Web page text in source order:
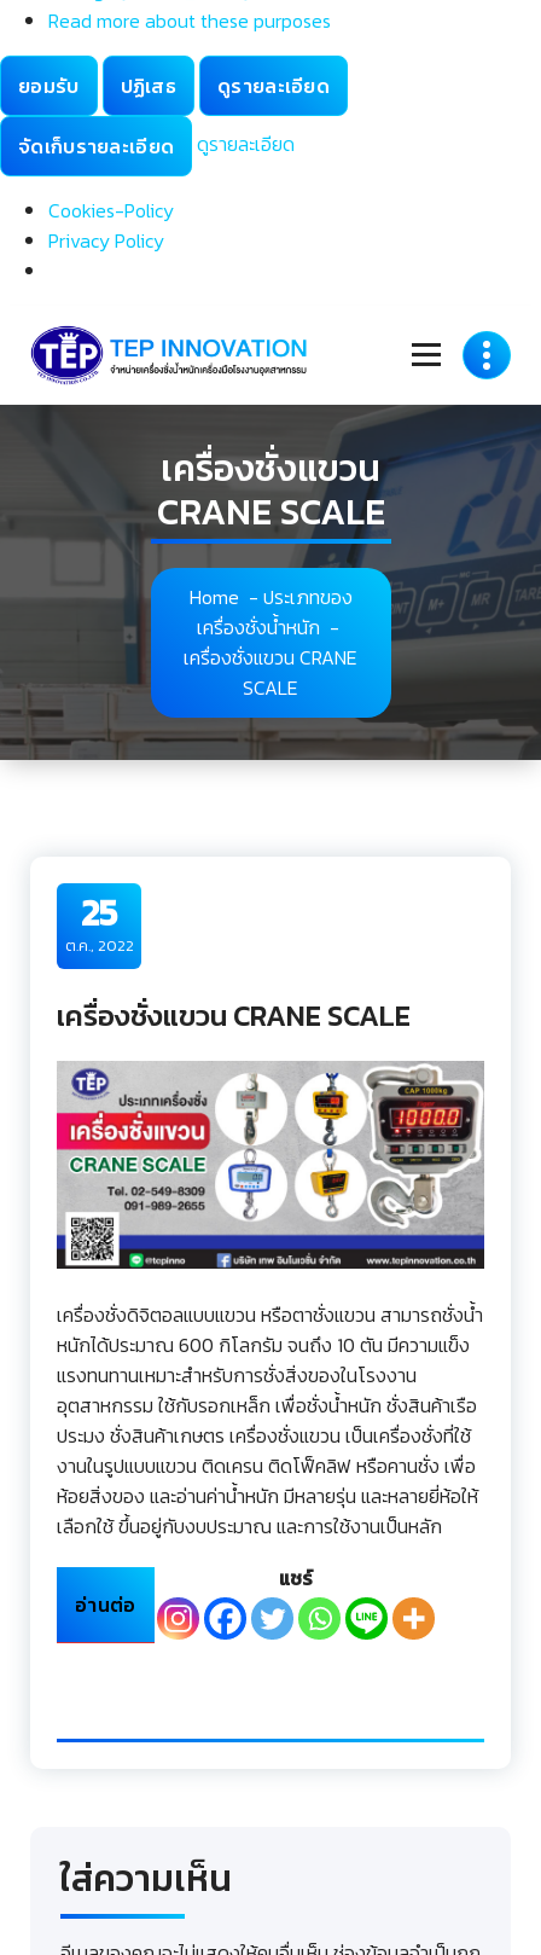
Read more about these purposes
ยอมรับ ปฏิเสธ ดูรายละเอียด
จัดเก็บรายละเอียด ดูรายละเอียด
Cookies-Policy
Privacy Policy
content
เครื่องชั่งแขวน
CRANE SCALE
Home - ประเภทของ
เครื่องชั่งน้ำหนัก -
เครื่องชั่งแขวน CRANE
SCALE
25
ต.ค., 2022
เครื่องชั่งแขวน CRANE SCALE
เครื่องชั่งดิจิตอลแบบแขวน หรือตาชั่งแขวน สามารถชั่งน้ำ
หนักได้ประมาณ 600 กิโลกรัม จนถึง 10 ตัน มีความแข็ง
แรงทนทานเหมาะสำหรับการชั่งสิ่งของในโรงงาน
อุตสาหกรรม ใช้กับรอกเหล็ก เพื่อชั่งน้ำหนัก ชั่งสินค้าเรือ
ประมง ชั่งสินค้าเกษตร เครื่องชั่งแขวน เป็นเครื่องชั่งที่ใช้
งานในรูปแบบแขวน ติดเครน ติดโฟ็คลิฟ หรือคานชั่ง เพื่อ
ห้อยสิ่งของ และอ่านค่าน้ำหนัก มีหลายรุ่น และหลายยี่ห้อให้
เลือกใช้ ขึ้นอยู่กับงบประมาณ และการใช้งานเป็นหลัก
อ่านต่อ
แชร์
ใส่ความเห็น